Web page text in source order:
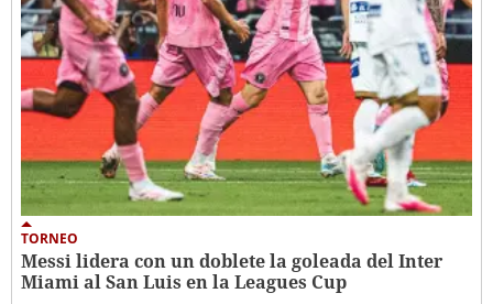
TORNEO
Messi lidera con un doblete la goleada del Inter
Miami al San Luis en la Leagues Cup